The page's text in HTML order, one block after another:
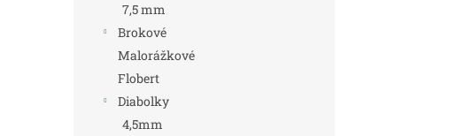
7,5 mm
Brokové
Malorážkové
Flobert
Diabolky
4,5mm